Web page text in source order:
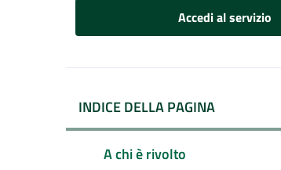
Accedi al servizio
INDICE DELLA PAGINA
A chi è rivolto